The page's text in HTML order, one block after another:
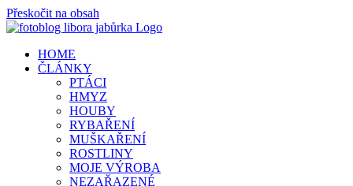
Přeskočit na obsah
HOME
ČLÁNKY
PTÁCI
HMYZ
HOUBY
RYBAŘENÍ
MUŠKAŘENÍ
ROSTLINY
MOJE VÝROBA
NEZAŘAZENÉ